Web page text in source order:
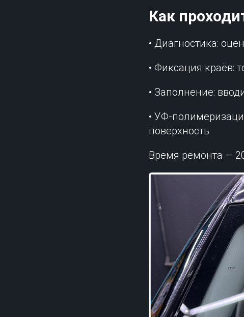
Как
• Диагностика:
• Фиксация краёв:
• Заполнение:
• УФ-
поверхность
Время ремонта —